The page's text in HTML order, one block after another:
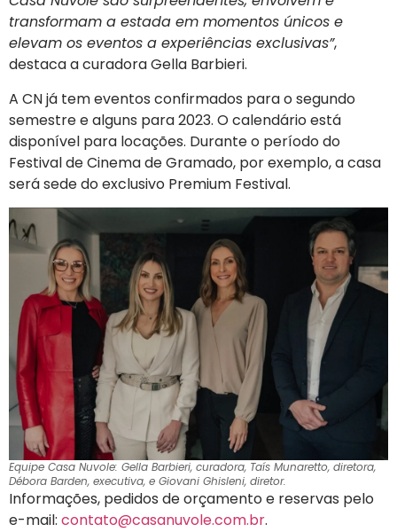
transformam a estada em momentos únicos e
elevam os eventos a experiências exclusivas”,
destaca a curadora Gella Barbieri.
A CN já tem eventos confirmados para o segundo
semestre e alguns para 2023. O calendário está
disponível para locações. Durante o período do
Festival de Cinema de Gramado, por exemplo, a casa
será sede do exclusivo Premium Festival.
Equipe Casa Nuvole: Gella Barbieri, curadora, Taís Munaretto, diretora,
Débora Barden, executiva, e Giovani Ghisleni, diretor.
Informações, pedidos de orçamento e reservas pelo
e-mail: contato@casanuvole.com.br.